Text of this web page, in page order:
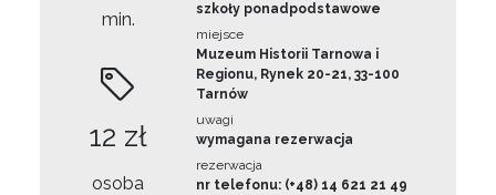
min.
12 zł
osoba
szkoły ponadpodstawowe
miejsce
Muzeum Historii Tarnowa i
Regionu, Rynek 20-21, 33-100
Tarnów
uwagi
wymagana rezerwacja
rezerwacja
nr telefonu: (+48) 14 621 21 49